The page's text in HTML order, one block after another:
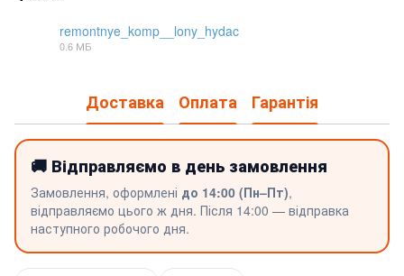
remontnye_komp__lony_hydac
0.6 МБ
Доставка Оплата Гарантія
🚚 Відправляємо в день замовлення
Замовлення, оформлені до 14:00 (Пн–Пт),
відправляємо цього ж дня. Після 14:00 — відправка
наступного робочого дня.